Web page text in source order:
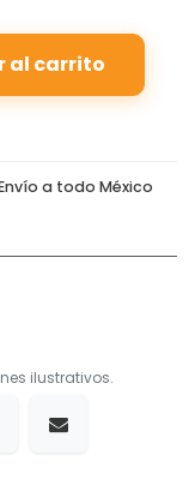
al carrito
a todo México
ilustrativos.